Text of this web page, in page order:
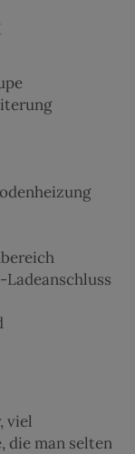
Ladeanschluss
viel
die man selten